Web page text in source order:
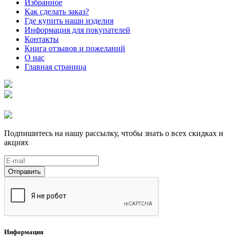
Избранное
Как сделать заказ?
Где купить наши изделия
Информация для покупателей
Контакты
Книга отзывов и пожеланий
О нас
Главная страница
Подпишитесь на нашу рассылку, чтобы знать о всех скидках и
акциях
Отправить
Информация